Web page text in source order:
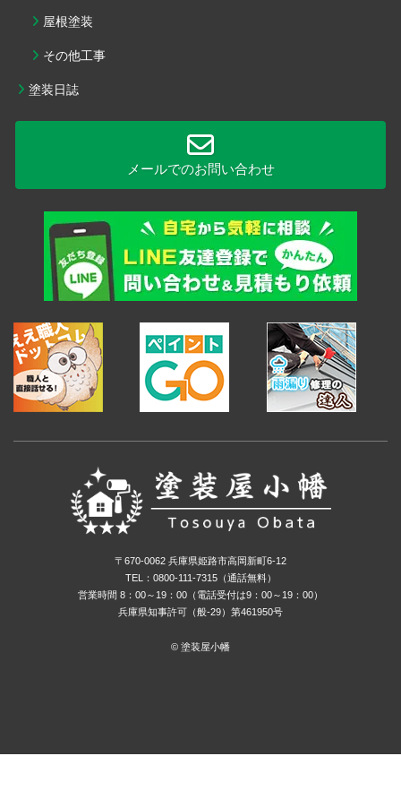
屋根塗装
その他工事
塗装日誌
メールでのお問い合わせ
〒670-0062 兵庫県姫路市高岡新町6-12
TEL：0800-111-7315（通話無料）
営業時間 8：00～19：00（電話受付は9：00～19：00）
兵庫県知事許可（般-29）第461950号
©️ 塗装屋小幡